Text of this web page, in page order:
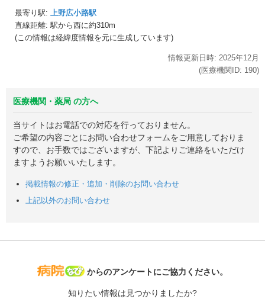
最寄り駅: 上野広小路駅
直線距離: 駅から西に約310m
(この情報は経緯度情報を元に生成しています)
情報更新日時: 2025年12月
(医療機関ID: 190)
医療機関・薬局 の方へ
当サイトはお電話での対応を行っておりません。
ご希望の内容ごとにお問い合わせフォームをご用意しておりま
すので、お手数ではございますが、下記よりご連絡をいただけ
ますようお願いいたします。
掲載情報の修正・追加・削除のお問い合わせ
上記以外のお問い合わせ
病院なび
からのアンケートにご協力ください。
知りたい情報は見つかりましたか?